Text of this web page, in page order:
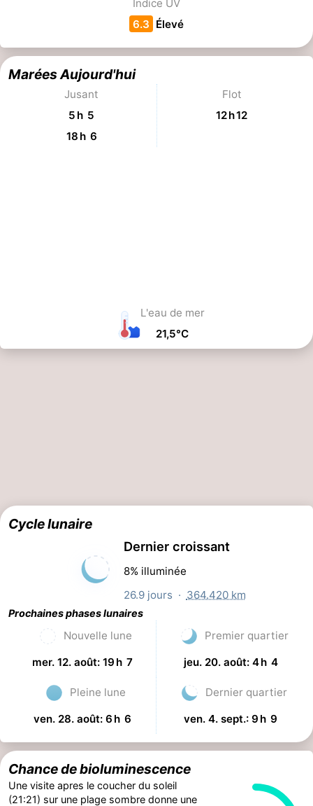
Indice UV
6.3 Élevé
Marées Aujourd'hui
Jusant
5 h 5
18 h 6
Flot
12 h 12
L'eau de mer
21,5°C
Cycle lunaire
Dernier croissant
8% illuminée
26.9 jours · 364.420 km
Prochaines phases lunaires
Nouvelle lune
mer. 12. août: 19 h 7
Premier quartier
jeu. 20. août: 4 h 4
Pleine lune
ven. 28. août: 6 h 6
Dernier quartier
ven. 4. sept.: 9 h 9
Chance de bioluminescence
Une visite apres le coucher du soleil
(21:21) sur une plage sombre donne une